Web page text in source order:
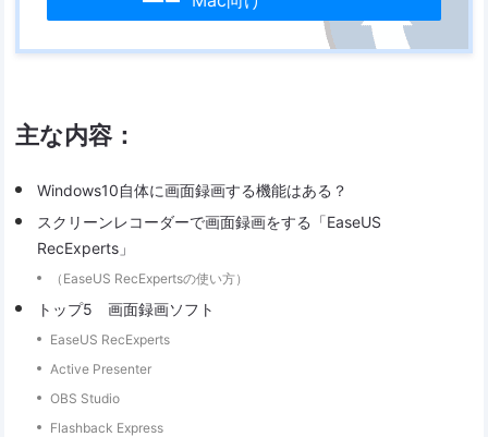
主な内容：
Windows10自体に画面録画する機能はある？
スクリーンレコーダーで画面録画をする「EaseUS
RecExperts」
（EaseUS RecExpertsの使い方）
トップ5 画面録画ソフト
EaseUS RecExperts
Active Presenter
OBS Studio
Flashback Express